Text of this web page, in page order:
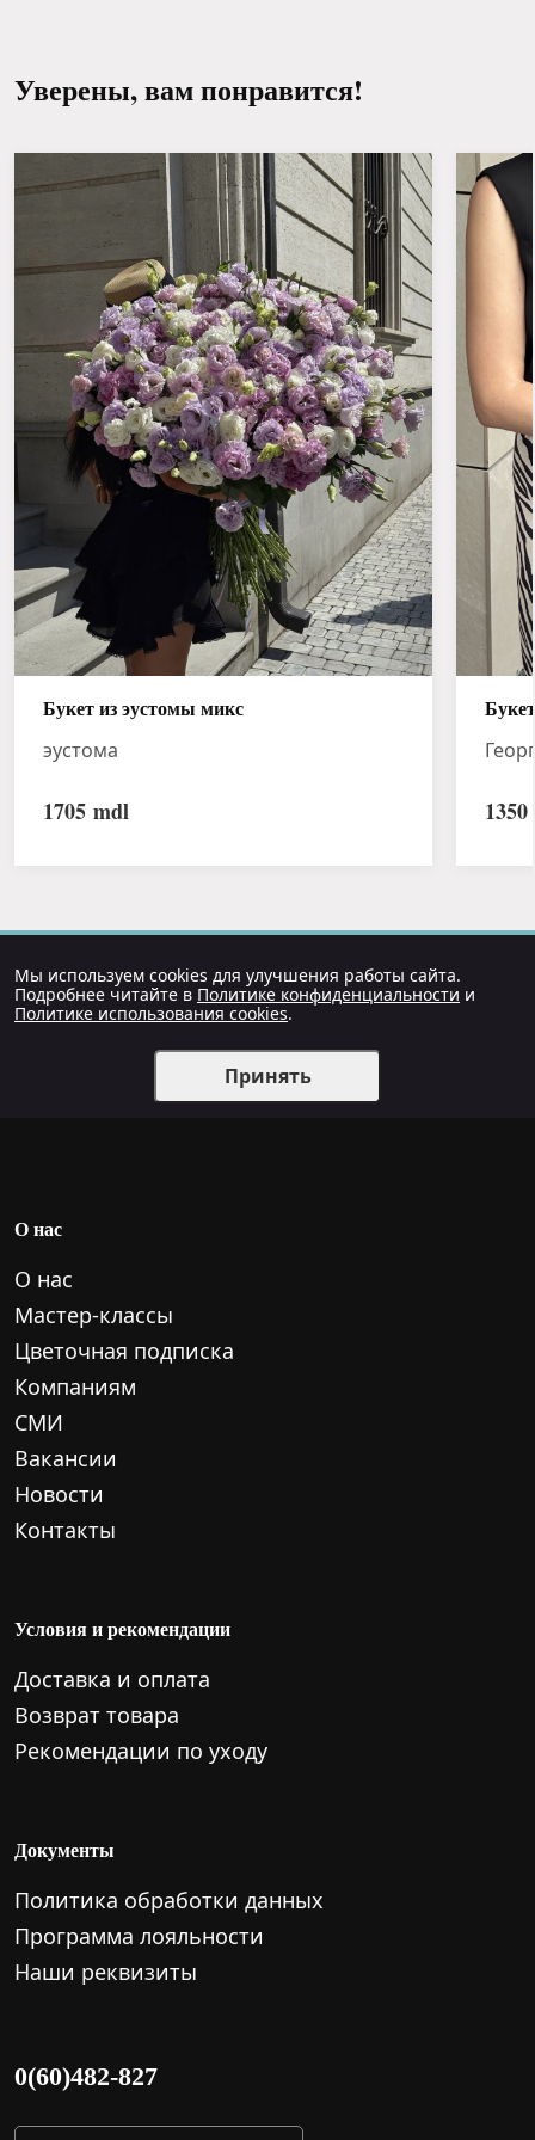
Уверены, вам понравится!
Букет из эустомы микс
эустома
1705 mdl 1350
Мы используем cookies для улучшения работы сайта.
Подробнее читайте в Политике конфиденциальности и
Политике использования cookies.
Принять
О нас
О нас
Мастер-классы
Цветочная подписка
Компаниям
СМИ
Вакансии
Новости
Контакты
Условия и рекомендации
Доставка и оплата
Возврат товара
Рекомендации по уходу
Документы
Политика обработки данных
Программа лояльности
Наши реквизиты
0(60)482-827